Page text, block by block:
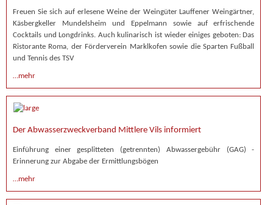
Freuen Sie sich auf erlesene Weine der Weingüter Lauffener Weingärtner,
Käsbergkeller Mundelsheim und Eppelmann sowie auf erfrischende
Cocktails und Longdrinks. Auch kulinarisch ist wieder einiges geboten: Das
Ristorante Roma, der Förderverein Marklkofen sowie die Sparten Fußball
und Tennis des TSV
…mehr
Der Abwasserzweckverband Mittlere Vils informiert
Einführung einer gesplitteten (getrennten) Abwassergebühr (GAG) -
Erinnerung zur Abgabe der Ermittlungsbögen
…mehr